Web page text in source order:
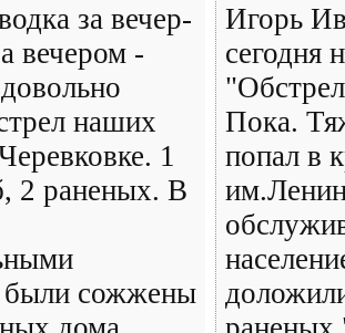
за вечер-
вечером -
наших
1
2 раненых. В
были сожжены
Игорь
сегодня
Пока.
попал в